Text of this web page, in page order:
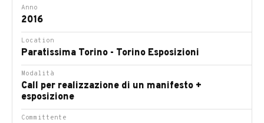
Anno
2016
Location
Paratissima Torino - Torino Esposizioni
Modalità
Call per realizzazione di un manifesto +
esposizione
Committente